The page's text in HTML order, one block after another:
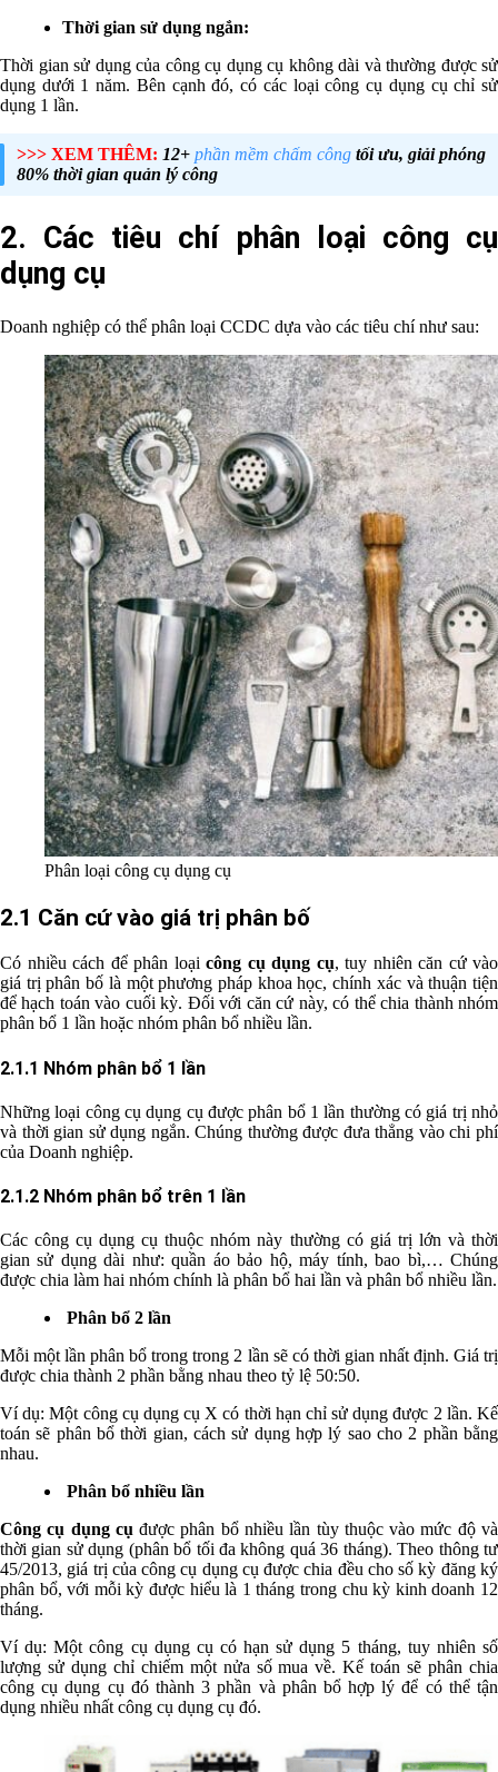
Thời gian sử dụng ngắn:
Thời gian sử dụng của công cụ dụng cụ không dài và thường được sử
dụng dưới 1 năm. Bên cạnh đó, có các loại công cụ dụng cụ chỉ sử
dụng 1 lần.
>>> XEM THÊM: 12+ phần mềm chấm công tối ưu, giải phóng
80% thời gian quản lý công
2. Các tiêu chí phân loại công cụ
dụng cụ
Doanh nghiệp có thể phân loại CCDC dựa vào các tiêu chí như sau:
Phân loại công cụ dụng cụ
2.1 Căn cứ vào giá trị phân bố
Có nhiều cách để phân loại công cụ dụng cụ, tuy nhiên căn cứ vào
giá trị phân bố là một phương pháp khoa học, chính xác và thuận tiện
để hạch toán vào cuối kỳ. Đối với căn cứ này, có thể chia thành nhóm
phân bổ 1 lần hoặc nhóm phân bổ nhiều lần.
2.1.1 Nhóm phân bổ 1 lần
Những loại công cụ dụng cụ được phân bổ 1 lần thường có giá trị nhỏ
và thời gian sử dụng ngắn. Chúng thường được đưa thẳng vào chi phí
của Doanh nghiệp.
2.1.2 Nhóm phân bổ trên 1 lần
Các công cụ dụng cụ thuộc nhóm này thường có giá trị lớn và thời
gian sử dụng dài như: quần áo bảo hộ, máy tính, bao bì,… Chúng
được chia làm hai nhóm chính là phân bổ hai lần và phân bổ nhiều lần.
Phân bổ 2 lần
Mỗi một lần phân bổ trong trong 2 lần sẽ có thời gian nhất định. Giá trị
được chia thành 2 phần bằng nhau theo tỷ lệ 50:50.
Ví dụ: Một công cụ dụng cụ X có thời hạn chỉ sử dụng được 2 lần. Kế
toán sẽ phân bổ thời gian, cách sử dụng hợp lý sao cho 2 phần bằng
nhau.
Phân bổ nhiều lần
Công cụ dụng cụđược phân bổ nhiều lần tùy thuộc vào mức độ và
thời gian sử dụng (phân bổ tối đa không quá 36 tháng). Theo thông tư
45/2013, giá trị của công cụ dụng cụ được chia đều cho số kỳ đăng ký
phân bổ, với mỗi kỳ được hiểu là 1 tháng trong chu kỳ kinh doanh 12
tháng.
Ví dụ: Một công cụ dụng cụ có hạn sử dụng 5 tháng, tuy nhiên số
lượng sử dụng chỉ chiếm một nửa số mua về. Kế toán sẽ phân chia
công cụ dụng cụ đó thành 3 phần và phân bổ hợp lý để có thể tận
dụng nhiều nhất công cụ dụng cụ đó.